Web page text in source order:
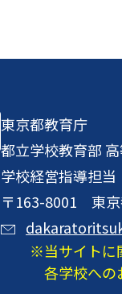
東京都教育庁
都立学校教育部
学校経営指導担当
〒163-8001 東京
当サイト
各学校への